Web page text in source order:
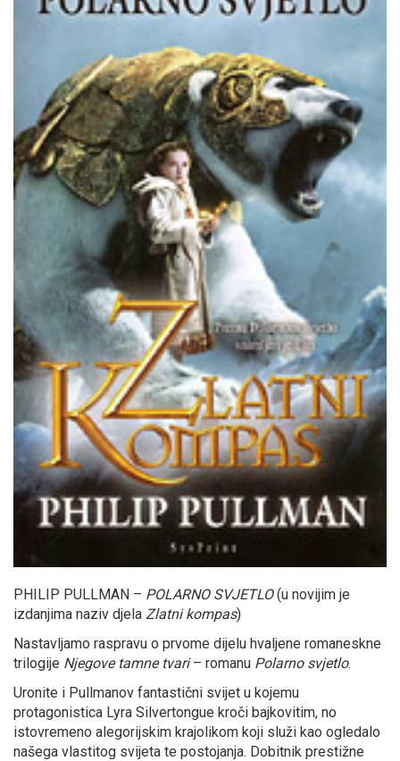
PHILIP PULLMAN – POLARNO SVJETLO(u novijim je
izdanjima naziv djela Zlatni kompas)
Nastavljamo raspravu o prvome dijelu hvaljene romaneskne
trilogije Njegove tamne tvari– romanu Polarno svjetlo.
Uronite i Pullmanov fantastični svijet u kojemu
protagonistica Lyra Silvertongue kroči bajkovitim, no
istovremeno alegorijskim krajolikom koji služi kao ogledalo
našega vlastitog svijeta te postojanja. Dobitnik prestižne